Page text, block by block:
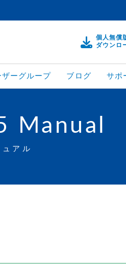
個人無償
ダウンロ
ザーグループ ブログ サポ
Manual
アル